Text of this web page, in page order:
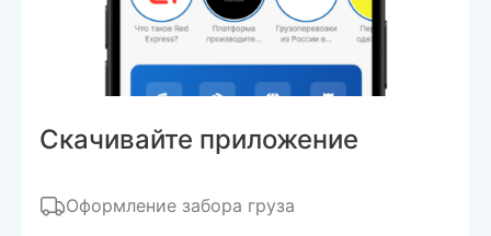
Скачивайте приложение
Оформление забора груза